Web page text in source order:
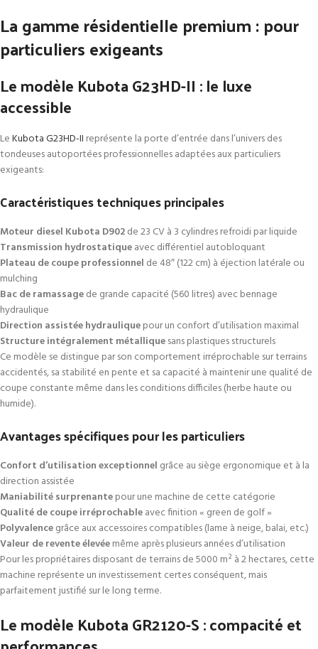
La gamme résidentielle premium : pour
particuliers exigeants
Le modèle Kubota G23HD-II : le luxe
accessible
LeKubota G23HD-II représente la porte d’entrée dans l’univers des
tondeuses autoportées professionnelles adaptées aux particuliers
exigeants:
Caractéristiques techniques principales
Moteur diesel Kubota D902de 23 CV à 3 cylindres refroidi par liquide
Transmission hydrostatiqueavec différentiel autobloquant
Plateau de coupe professionnel de 48″ (122 cm) à éjection latérale ou
mulching
Bac de ramassagede grande capacité (560 litres) avec bennage
hydraulique
Direction assistée hydrauliquepour un confort d’utilisation maximal
Structure intégralement métalliquesans plastiques structurels
Ce modèle se distingue par son comportement irréprochable sur terrains
accidentés, sa stabilité en pente et sa capacité à maintenir une qualité de
coupe constante même dans les conditions difficiles (herbe haute ou
humide).
Avantages spécifiques pour les particuliers
Confort d’utilisation exceptionnel grâce au siège ergonomique et à la
direction assistée
Maniabilité surprenantepour une machine de cette catégorie
Qualité de coupe irréprochableavec finition « green de golf »
Polyvalencegrâce aux accessoires compatibles (lame à neige, balai, etc.)
Valeur de revente élevéemême après plusieurs années d’utilisation
Pour les propriétaires disposant de terrains de 5000 m² à 2 hectares, cette
machine représente un investissement certes conséquent, mais
parfaitement justifié sur le long terme.
Le modèle Kubota GR2120-S : compacité et